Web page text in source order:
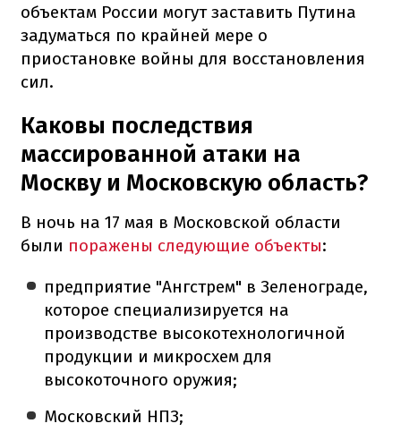
объектам России могут заставить Путина
задуматься по крайней мере о
приостановке войны для восстановления
сил.
Каковы последствия
массированной атаки на
Москву и Московскую область?
В ночь на 17 мая в Московской области
были поражены следующие объекты:
предприятие "Ангстрем" в Зеленограде,
которое специализируется на
производстве высокотехнологичной
продукции и микросхем для
высокоточного оружия;
Московский НПЗ;